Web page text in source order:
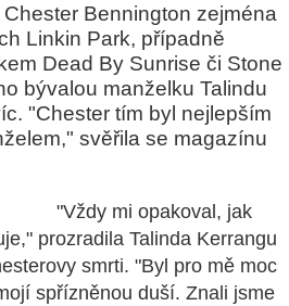
Bennington zejména
Linkin Park, případně
Dead By Sunrise či Stone
bývalou manželku Talindu
"Chester tím byl nejlepším
svěřila se magazínu
"Vždy mi opakoval, jak
prozradila Talinda Kerrangu
smrti. "Byl pro mě moc
spřízněnou duší. Znali jsme